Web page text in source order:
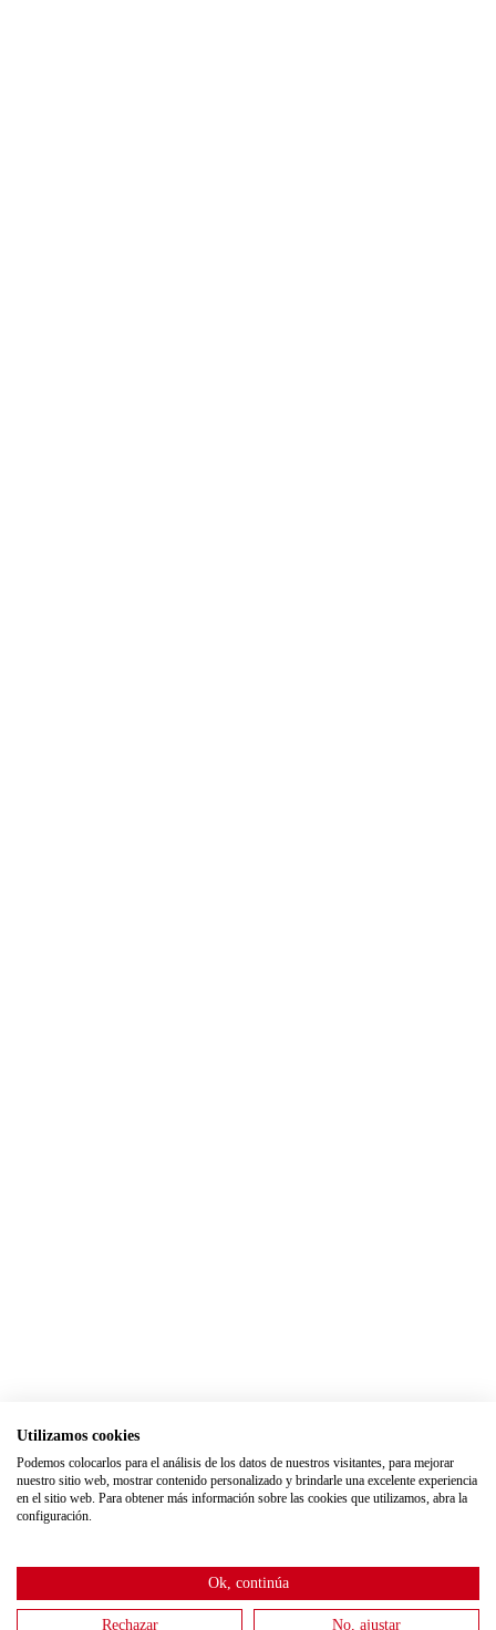
Utilizamos cookies
Podemos colocarlos para el análisis de los datos de nuestros visitantes, para mejorar
nuestro sitio web, mostrar contenido personalizado y brindarle una excelente experiencia
en el sitio web. Para obtener más información sobre las cookies que utilizamos, abra la
configuración.
Ok, continúa
Rechazar No, ajustar